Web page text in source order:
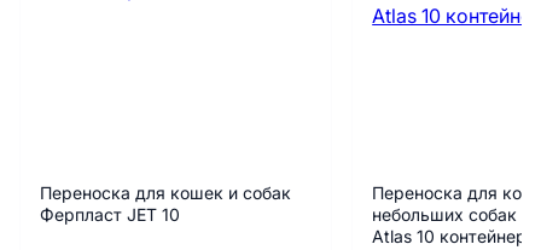
Переноска для кошек и собак
Ферпласт JET 10
Переноска для
небольших собак
Atlas 10 контейнер